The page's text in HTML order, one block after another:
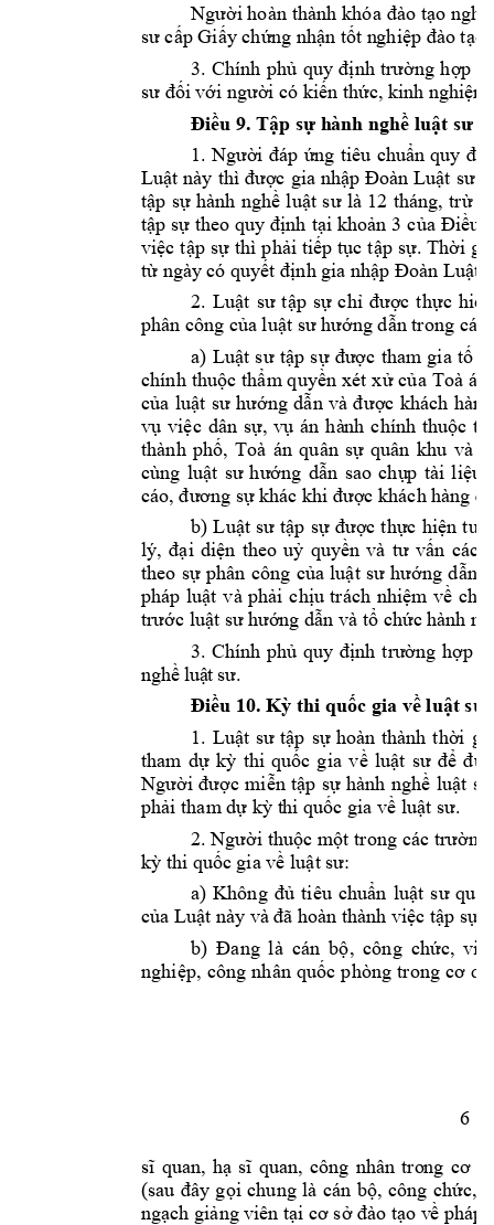
Người hoàn thành khóa đào tạo
sư cấp Giấy chứng nhận tốt nghiệp đào tạo
3. Chính phủ quy định trường hợp
sư đối với người có kiến thức, kinh nghiệm
Điều 9. Tập sự hành nghề luật sư
1. Người đáp ứng tiêu chuẩn quy
Luật này thì được gia nhập Đoàn Luật sư
tập sự hành nghề luật sư là 12 tháng, trừ
tập sự theo quy định tại khoản 3 của Điều
việc tập sự thì phải tiếp tục tập sự. Thời
từ ngày có quyết định gia nhập Đoàn Luật
2. Luật sư tập sự chỉ được thực
phân công của luật sư hướng dẫn trong các
a) Luật sư tập sự được tham gia tố
chính thuộc thẩm quyền xét xử của Toà án
của luật sư hướng dẫn và được khách
vụ việc dân sự, vụ án hành chính thuộc t
thành phố, Toà án quân sự quân khu và
cùng luật sư hướng dẫn sao chụp tài liệu,
cáo, đương sự khác khi được khách hàng
b) Luật sư tập sự được thực hiện tư
lý, đại diện theo uỷ quyền và tư vấn các
theo sự phân công của luật sư hướng dẫn
pháp luật và phải chịu trách nhiệm về
trước luật sư hướng dẫn và tổ chức hành
3. Chính phủ quy định trường hợp
nghề luật sư.
Điều 10. Kỳ thi quốc gia về luật sư
1. Luật sư tập sự hoàn thành thời
tham dự kỳ thi quốc gia về luật sư để
Người được miễn tập sự hành nghề luật
phải tham dự kỳ thi quốc gia về luật sư.
2. Người thuộc một trong các trường
kỳ thi quốc gia về luật sư:
a) Không đủ tiêu chuẩn luật sư quy
của Luật này và đã hoàn thành việc tập sự
b) Đang là cán bộ, công chức,
nghiệp, công nhân quốc phòng trong cơ
6
sĩ quan, hạ sĩ quan, công nhân trong cơ
(sau đây gọi chung là cán bộ, công chức,
ngạch giảng viên tại cơ sở đào tạo về pháp